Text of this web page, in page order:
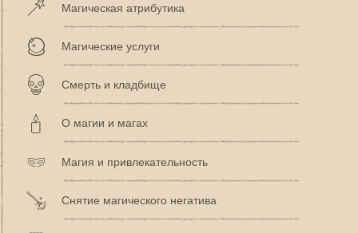
Магическая атрибутика
Магические услуги
Смерть и кладбище
О магии и магах
Магия и привлекательность
Снятие магического негатива